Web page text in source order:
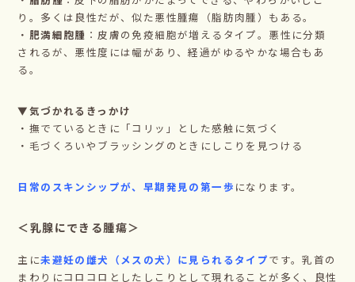
り。多くは良性だが、似た悪性腫瘍（脂肪肉腫）もある。
・ 肥満細胞腫 ：皮膚の免疫細胞が増えるタイプ。悪性に分類
されるが、悪性度には幅があり、経過がゆるやかな場合もあ
る。
▼気づかれるきっかけ
・撫でているときに「コリッ」とした感触に気づく
・毛づくろいやブラッシングのときにしこりを見つける
日常のスキンシップが、早期発見の第一歩 になります。
＜乳腺にできる腫瘍＞
主に未避妊の雌犬（メスの犬）に見られるタイプです。乳首の
まわりにコロコロとしたしこりとして現れることが多く、良性